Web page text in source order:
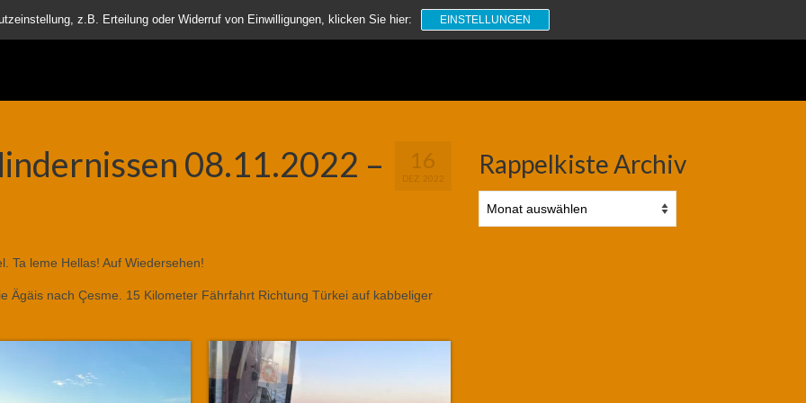
Suchen
nach:
16
DEZ. 2022
08.11.2022 –
Ta leme Hellas! Auf Wiedersehen!
Ägäis nach Çesme. 15 Kilometer Fährfahrt Richtung Türkei auf kabbeliger
Rappelkiste Archiv
Archiv
z.B. Erteilung oder Widerruf von Einwilligungen, klicken Sie hier: EINSTELLUNGEN